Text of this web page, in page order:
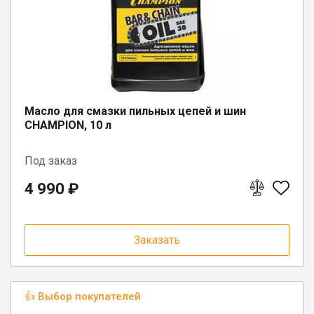
п. Шексна, ул. Труда, д. 18
Масло для смазки пильных цепей и шин
CHAMPION, 10 л
Под заказ
4 990 ₽
Заказать
👍 Выбор покупателей